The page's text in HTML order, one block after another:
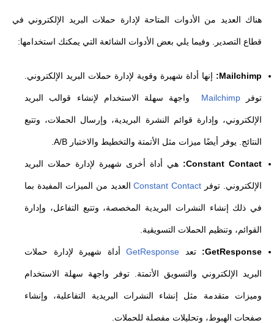
هناك العديد من الأدوات المتاحة لإدارة حملات البريد الإلكتروني في
قطاع التصدير. وفيما يلي بعض الأدوات الشائعة التي يمكنك استخدامها:
Mailchimp: إنها أداة شهيرة وقوية لإدارة حملات البريد الإلكتروني.
توفرMailchimp واجهة سهلة الاستخدام لإنشاء قوالب البريد
الإلكتروني، وإدارة قوائم النشرة البريدية، وإرسال الحملات، وتتبع
النتائج. يوفر أيضًا ميزات مثل الأتمتة والتخطيط والاختبار A/B.
Constant Contact: هي أداة أخرى شهيرة لإدارة حملات البريد
الإلكتروني. توفر Constant Contact العديد من الميزات المفيدة بما
في ذلك إنشاء النشرات البريدية المخصصة، وتتبع التفاعل، وإدارة
القوائم، وتنظيم الحملات التسويقية.
GetResponse: تعد GetResponse أداة شهيرة لإدارة حملات
البريد الإلكتروني والتسويق الأتمتة. توفر واجهة سهلة الاستخدام
وميزات متقدمة مثل إنشاء النشرات البريدية التفاعلية، وإنشاء
صفحات الهبوط، وتحليلات مفصلة للحملات.